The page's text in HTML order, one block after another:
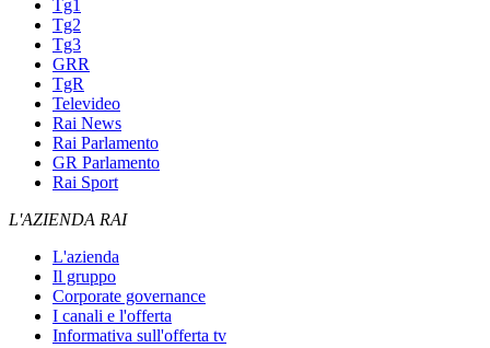
Tg1
Tg2
Tg3
GRR
TgR
Televideo
Rai News
Rai Parlamento
GR Parlamento
Rai Sport
L'AZIENDA RAI
L'azienda
Il gruppo
Corporate governance
I canali e l'offerta
Informativa sull'offerta tv